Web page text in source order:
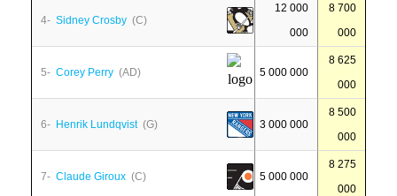
4- Sidney Crosby (C)
12 000
000
8 700
000
5- Corey Perry (AD) 5 000 000
8 625
000
6- Henrik Lundqvist(G) 3 000 000
8 500
000
7- Claude Giroux (C) 5 000 000
8 275
000